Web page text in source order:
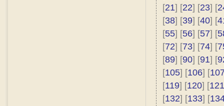
[21] [22] [23] [
[38] [39] [40] [
[55] [56] [57] [
[72] [73] [74] [
[89] [90] [91] [
[105] [106] [
[119] [120] [121
[132] [133] [